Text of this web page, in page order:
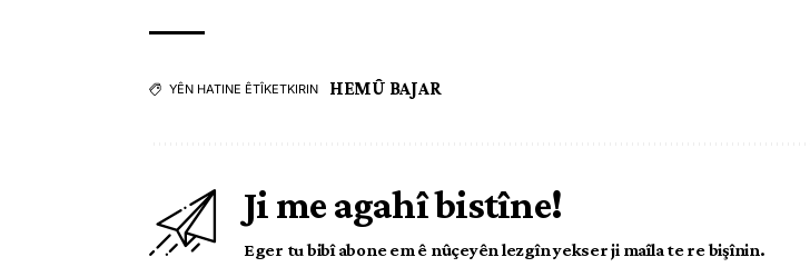
YÊN HATINE ÊTÎKETKIRIN HEMÛ BAJAR
Ji me agahî bistîne!
Eger tu bibî abone em ê nûçeyên lezgîn yekser ji maîla te re bişînin.